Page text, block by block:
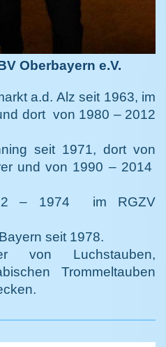
Oberbayern e.V.
a.d. Alz seit 1963, im
dort von 1980 – 2012
seit 1971, dort von
und von 1990 – 2014
– 1974 im RGZV
seit 1978.
von Luchstauben,
Trommeltauben